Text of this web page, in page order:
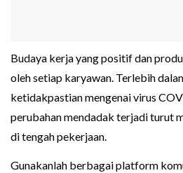
Budaya kerja yang positif dan
oleh setiap karyawan. Terlebih
ketidakpastian mengenai virus
perubahan mendadak terjadi turut
di tengah pekerjaan.
Gunakanlah berbagai platform